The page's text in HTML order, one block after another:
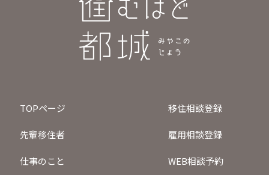
TOPページ
先輩移住者
仕事のこと
移住相談登録
雇用相談登録
WEB相談予約